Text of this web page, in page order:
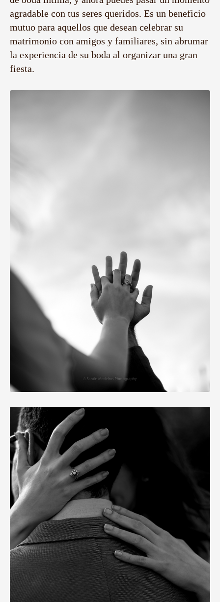
agradable con tus seres queridos. Es un beneficio
mutuo para aquellos que desean celebrar su
matrimonio con amigos y familiares, sin abrumar
la experiencia de su boda al organizar una gran
fiesta.